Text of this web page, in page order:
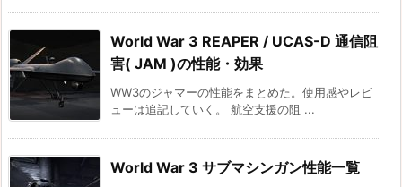
World War 3 REAPER / UCAS-D 通信阻
害( JAM )の性能・効果
WW3のジャマーの性能をまとめた。使用感やレビ
ューは追記していく。 航空支援の阻 ...
World War 3 サブマシンガン性能一覧